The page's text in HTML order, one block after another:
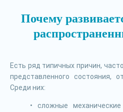
Почему
Есть ряд типичных причин,
представленного состояния,
Среди них:
сложные